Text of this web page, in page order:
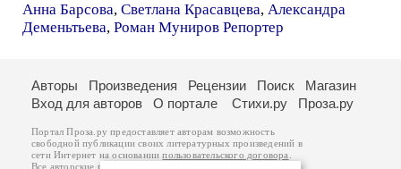
Анна Барсова, Светлана Красавцева, Александра
Деменьтьева, Роман Муниров Репортер
Авторы Произведения Рецензии Поиск
Магазин
Вход для авторов
О портале Стихи.ру Проза.ру
Портал Проза.ру предоставляет авторам возможность
свободной публикации своих литературных произведений в
сети Интернет на основаниипользовательского договора
Все авторские права на произведения принадлежат авторам